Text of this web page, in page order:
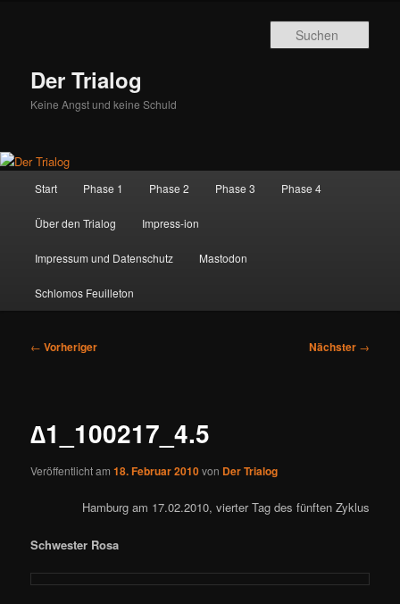
Der Trialog
Keine Angst und keine Schuld
Start Phase 1 Phase 2 Phase 3 Phase 4
Über den Trialog Impress-ion
Impressum und Datenschutz Mastodon
Schlomos Feuilleton
Beitragsnavigation
← Vorheriger Nächster →
∆1_100217_4.5
Veröffentlicht am18. Februar 2010von Der Trialog
Hamburg am 17.02.2010, vierter Tag des fünften Zyklus
Schwester Rosa